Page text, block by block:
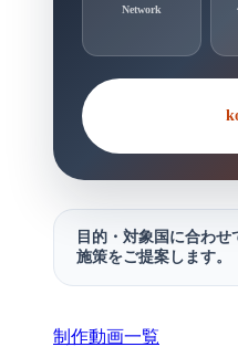
Network
目的・対象国に合わせ
施策をご提案します。
制作動画一覧